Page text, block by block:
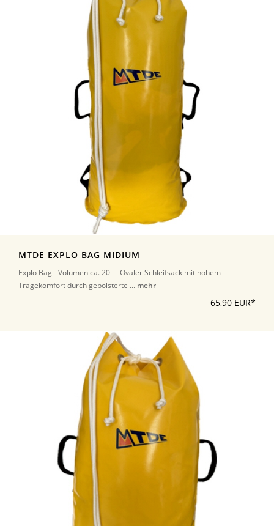
MTDE EXPLO BAG MIDIUM
Explo Bag - Volumen ca. 20 l - Ovaler Schleifsack mit hohem
Tragekomfort durch gepolsterte ... mehr
65,90 EUR*